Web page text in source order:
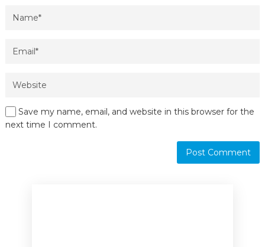
Save my name, email, and website in this browser for the
next time I comment.